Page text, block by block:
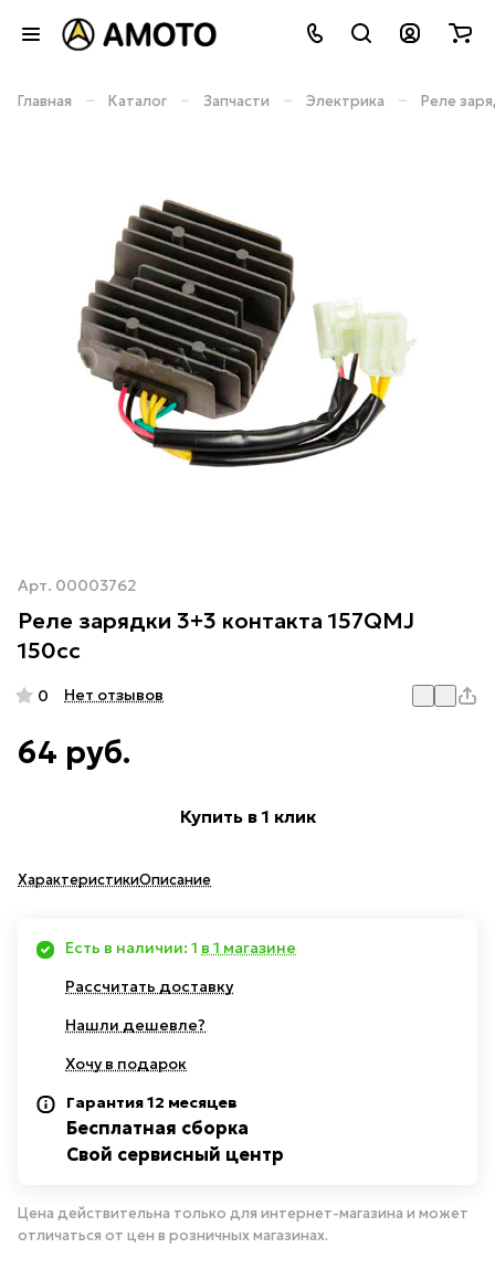
Главная – Каталог – Запчасти – Электрика – Реле
Арт. 00003762
Реле зарядки 3+3 контакта 157QMJ
150cc
0 Нет отзывов
64 руб.
Купить в 1 клик
ХарактеристикиОписание
Есть в наличии: 1 в 1 магазине
Рассчитать доставку
Нашли дешевле?
Хочу в подарок
Гарантия 12 месяцев
Бесплатная сборка
Свой сервисный центр
Цена действительна только для интернет-магазина и может
отличаться от цен в розничных магазинах.